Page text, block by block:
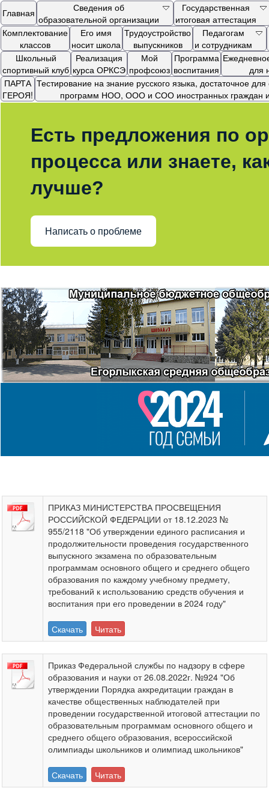
Главная
Сведения об
образовательной организации
Государственная
итоговая аттестация
Комплектование
классов
Его имя
носит школа
Трудоустройство
выпускников
Педагогам
и сотрудникам
Школьный
спортивный клуб
Реализация
курса ОРКСЭ
Мой
профсоюз
Программа
воспитания
для
ПАРТА
ГЕРОЯ!
Тестирование на знание русского языка, достаточное
программ НОО, ООО и СОО иностранных граждан и
Есть предложения по
процесса или знаете,
лучше?
Написать о проблеме
ПРИКАЗ МИНИСТЕРСТВА ПРОСВЕЩЕНИЯ
РОССИЙСКОЙ ФЕДЕРАЦИИ от 18.12.2023 №
955/2118 "Об утверждении единого расписания и
продолжительности проведения государственного
выпускного экзамена по образовательным
программам основного общего и среднего общего
образования по каждому учебному предмету,
требований к использованию средств обучения и
воспитания при его проведении в 2024 году"
Скачать Читать
Приказ Федеральной службы по надзору в сфере
образования и науки от 26.08.2022г. №924 "Об
утверждении Порядка аккредитации граждан в
качестве общественных наблюдателей при
проведении государственной итоговой аттестации по
образовательным программам основного общего и
среднего общего образования, всероссийской
олимпиады школьников и олимпиад школьников"
Скачать Читать